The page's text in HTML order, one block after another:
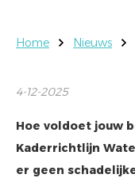
Home Nieuws
4-12-2025
Hoe voldoet jouw
Kaderrichtlijn
er geen